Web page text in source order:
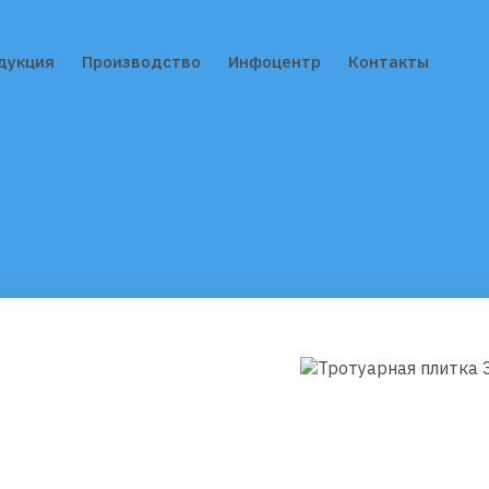
Производство Инфоцентр Контакты